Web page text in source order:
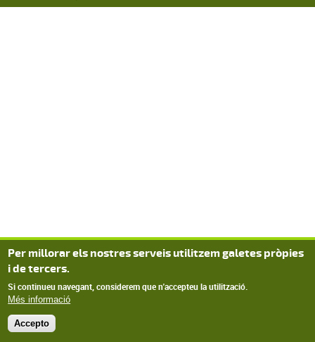
Per millorar els nostres serveis utilitzem galetes pròpies
i de tercers.
Si continueu navegant, considerem que n'accepteu la utilització.
Més informació
Accepto